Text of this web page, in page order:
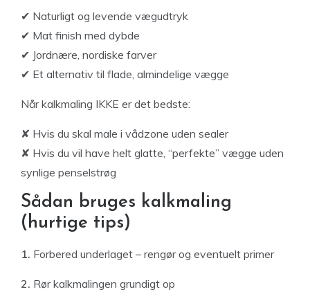
✔ Naturligt og levende vægudtryk
✔ Mat finish med dybde
✔ Jordnære, nordiske farver
✔ Et alternativ til flade, almindelige vægge
Når kalkmaling IKKE er det bedste:
✘ Hvis du skal male i vådzone uden sealer
✘ Hvis du vil have helt glatte, “perfekte” vægge uden
synlige penselstrøg
Sådan bruges kalkmaling
(hurtige tips)
1. Forbered underlaget – rengør og eventuelt primer
2. Rør kalkmalingen grundigt op